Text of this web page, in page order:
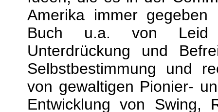
Amerika immer
Buch u.a. von Leid
Unterdrückung und
Selbstbestimmung und
von gewaltigen Pionier-
Entwicklung von Swing,